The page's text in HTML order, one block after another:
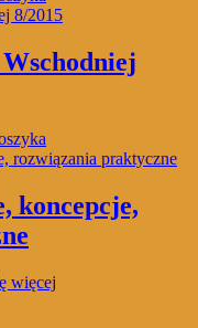
koncepcje,
więcej